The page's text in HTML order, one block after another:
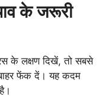
के जरूरी
के लक्षण दिखें, तो सबसे
फेंक दें। यह कदम